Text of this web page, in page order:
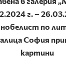
г. –
по
София
картини